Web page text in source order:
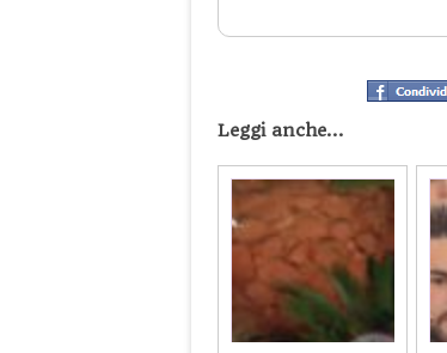
Leggi anche...